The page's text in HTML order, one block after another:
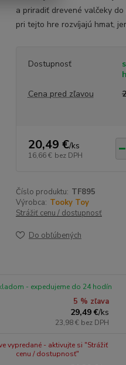
a priradiť drevené valčeky
pri tejto hre rozvíjajú hmat,
Dostupnosť
Cena pred zľavou
20,49 €/ks
16,66 € bez DPH
Číslo produktu: TF895
Výrobca: Tooky Toy
Strážiť cenu / dostupnosť
Do obľúbených
5 % zľava
29,49 €/ks
23,98 € bez DPH
- expedujeme do 24 hodín
vypredané - aktivujte si "Strážiť
cenu / dostupnosť"